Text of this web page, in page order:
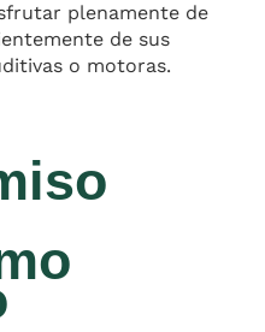
plenamente de
de sus
o motoras.